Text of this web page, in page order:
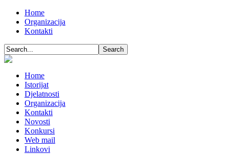
Home
Organizacija
Kontakti
Home
Istorijat
Djelatnosti
Organizacija
Kontakti
Novosti
Konkursi
Web mail
Linkovi